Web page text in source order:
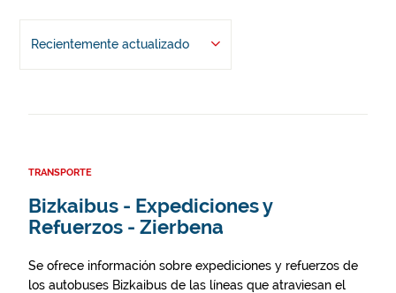
Recientemente actualizado
TRANSPORTE
Bizkaibus - Expediciones y
Refuerzos - Zierbena
Se ofrece información sobre expediciones y refuerzos de
los autobuses Bizkaibus de las líneas que atraviesan el